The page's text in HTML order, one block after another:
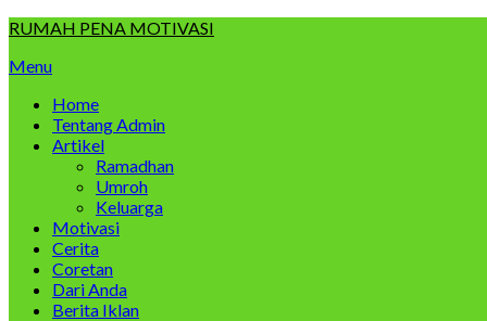
Skip
content
RUMAH PENA MOTIVASI
Menu
Home
Tentang Admin
Artikel
Ramadhan
Umroh
Keluarga
Motivasi
Cerita
Coretan
Dari Anda
Berita Iklan